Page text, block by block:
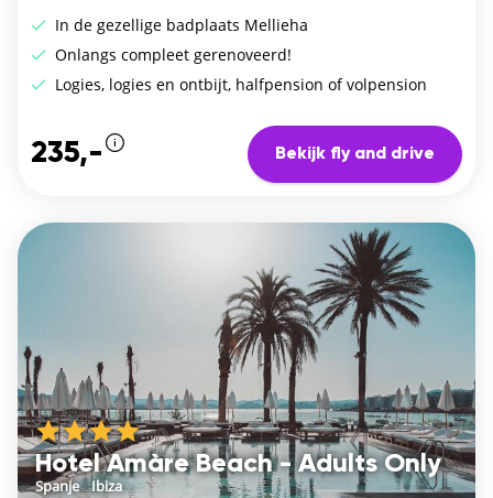
In de gezellige badplaats Mellieha
Onlangs compleet gerenoveerd!
Logies, logies en ontbijt, halfpension of volpension
235,- Bekijk fly and drive
Hotel Amàre Beach - Adults Only
Spanje/Ibiza